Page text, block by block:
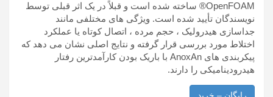
OpenFOAM® ساخته شده است و قبلاً در یک اثر قبلی توسط
نویسندگان تأیید شده است. ویژگی های مختلفی مانند
جداسازی هیدرولیک ، حجم مرده ، اتصال کوتاه یا عملکرد
اختلاط مورد بررسی قرار گرفته و نتایج اصلی نشان می دهد که
پیکربندی های AnoxAn با باریک بودن کارآمدترین رفتار
هیدرودینامیکی را دارند.